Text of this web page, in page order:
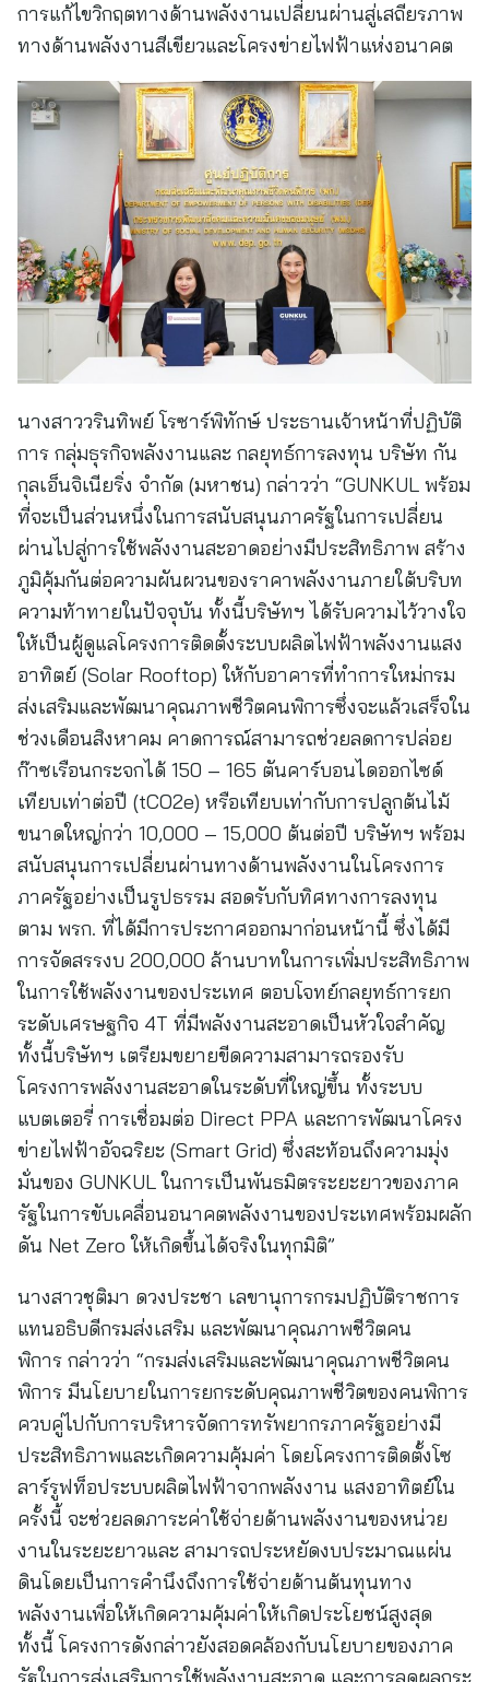
การแก้ไขวิกฤตทางด้านพลังงานเปลี่ยนผ่านสู่เสถียรภาพ
ทางด้านพลังงานสีเขียวและโครงข่ายไฟฟ้าแห่งอนาคต
นางสาววรินทิพย์ โรซาร์พิทักษ์ ประธานเจ้าหน้าที่ปฏิบัติ
การ กลุ่มธุรกิจพลังงานและ กลยุทธ์การลงทุน บริษัท กัน
กุลเอ็นจิเนียริ่ง จำกัด (มหาชน) กล่าวว่า “GUNKUL พร้อม
ที่จะเป็นส่วนหนึ่งในการสนับสนุนภาครัฐในการเปลี่ยน
ผ่านไปสู่การใช้พลังงานสะอาดอย่างมีประสิทธิภาพ สร้าง
ภูมิคุ้มกันต่อความผันผวนของราคาพลังงานภายใต้บริบท
ความท้าทายในปัจจุบัน ทั้งนี้บริษัทฯ ได้รับความไว้วางใจ
ให้เป็นผู้ดูแลโครงการติดตั้งระบบผลิตไฟฟ้าพลังงานแสง
อาทิตย์ (Solar Rooftop) ให้กับอาคารที่ทำการใหม่กรม
ส่งเสริมและพัฒนาคุณภาพชีวิตคนพิการซึ่งจะแล้วเสร็จใน
ช่วงเดือนสิงหาคม คาดการณ์สามารถช่วยลดการปล่อย
ก๊าซเรือนกระจกได้ 150 – 165 ตันคาร์บอนไดออกไซด์
เทียบเท่าต่อปี (tCO2e) หรือเทียบเท่ากับการปลูกต้นไม้
ขนาดใหญ่กว่า 10,000 – 15,000 ต้นต่อปี บริษัทฯ พร้อม
สนับสนุนการเปลี่ยนผ่านทางด้านพลังงานในโครงการ
ภาครัฐอย่างเป็นรูปธรรม สอดรับกับทิศทางการลงทุน
ตาม พรก. ที่ได้มีการประกาศออกมาก่อนหน้านี้ ซึ่งได้มี
การจัดสรรงบ 200,000 ล้านบาทในการเพิ่มประสิทธิภาพ
ในการใช้พลังงานของประเทศ ตอบโจทย์กลยุทธ์การยก
ระดับเศรษฐกิจ 4T ที่มีพลังงานสะอาดเป็นหัวใจสำคัญ
ทั้งนี้บริษัทฯ เตรียมขยายขีดความสามารถรองรับ
โครงการพลังงานสะอาดในระดับที่ใหญ่ขึ้น ทั้งระบบ
แบตเตอรี่ การเชื่อมต่อ Direct PPA และการพัฒนาโครง
ข่ายไฟฟ้าอัจฉริยะ (Smart Grid) ซึ่งสะท้อนถึงความมุ่ง
มั่นของ GUNKUL ในการเป็นพันธมิตรระยะยาวของภาค
รัฐในการขับเคลื่อนอนาคตพลังงานของประเทศพร้อมผลัก
ดัน Net Zero ให้เกิดขึ้นได้จริงในทุกมิติ”
นางสาวชุติมา ดวงประชา เลขานุการกรมปฏิบัติราชการ
แทนอธิบดีกรมส่งเสริม และพัฒนาคุณภาพชีวิตคน
พิการ กล่าวว่า “กรมส่งเสริมและพัฒนาคุณภาพชีวิตคน
พิการ มีนโยบายในการยกระดับคุณภาพชีวิตของคนพิการ
ควบคู่ไปกับการบริหารจัดการทรัพยากรภาครัฐอย่างมี
ประสิทธิภาพและเกิดความคุ้มค่า โดยโครงการติดตั้งโซ
ลาร์รูฟท็อประบบผลิตไฟฟ้าจากพลังงาน แสงอาทิตย์ใน
ครั้งนี้ จะช่วยลดภาระค่าใช้จ่ายด้านพลังงานของหน่วย
งานในระยะยาวและ สามารถประหยัดงบประมาณแผ่น
ดินโดยเป็นการคำนึงถึงการใช้จ่ายด้านต้นทุนทาง
พลังงานเพื่อให้เกิดความคุ้มค่าให้เกิดประโยชน์สูงสุด
ทั้งนี้ โครงการดังกล่าวยังสอดคล้องกับนโยบายของภาค